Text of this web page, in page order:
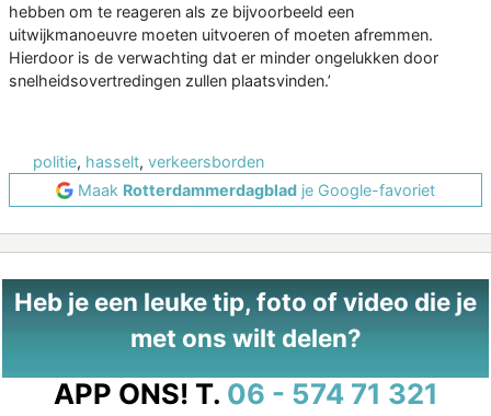
hebben om te reageren als ze bijvoorbeeld een
uitwijkmanoeuvre moeten uitvoeren of moeten afremmen.
Hierdoor is de verwachting dat er minder ongelukken door
snelheidsovertredingen zullen plaatsvinden.’
politie, hasselt, verkeersborden
Maak Rotterdammerdagblad je Google-favoriet
Heb je een leuke tip, foto of video die je
met ons wilt delen?
APP ONS! T. 06 - 574 71 321